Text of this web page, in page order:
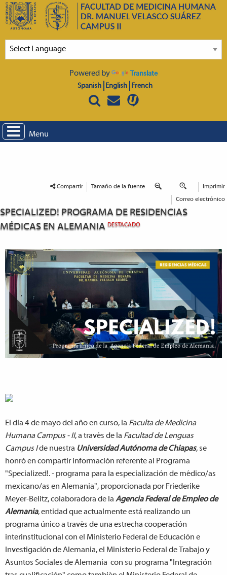
Powered by
Translate
Spanish
English French
Menu
Compartir Tamaño de la fuente Imprimir
Correo electrónico
SPECIALIZED! PROGRAMA DE RESIDENCIAS
MÉDICAS EN ALEMANIA DESTACADO
El día 4 de mayo del año en curso, la Faculta de Medicina
Humana Campus - II, a través de la Facultad de Lenguas
Campus Ide nuestra Universidad Autónoma de Chiapas,se
honró en compartir información referente al Programa
"Specialized!. - programa para la especialización de médico/as
mexicano/as en Alemania", proporcionada por Friederike
Meyer-Belitz, colaboradora de la Agencia Federal de Empleo de
Alemania, entidad que actualmente está realizando un
programa único a través de una estrecha cooperación
interinstitucional con el Ministerio Federal de Educación e
Investigación de Alemania, el Ministerio Federal de Trabajo y
Asuntos Sociales de Alemania con su programa "Integración